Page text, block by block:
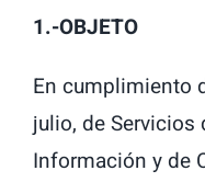
UNISEX
HOMBRE
MUJER
1.-OBJETO
En cumplimiento
julio, de Servicios
Información y de